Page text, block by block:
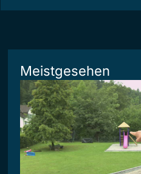
Meistgesehen